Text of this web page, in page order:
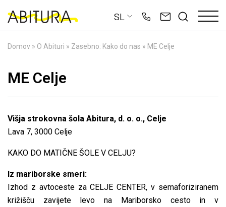
content
SL
Domov » O Abituri » Zasebno: Kako do nas » ME Celje
ME Celje
Višja strokovna šola Abitura, d. o. o., Celje
Lava 7, 3000 Celje
KAKO DO MATIČNE ŠOLE V CELJU?
Iz mariborske smeri:
Izhod z avtoceste za CELJE CENTER, v semaforiziranem
križišču zavijete levo na Mariborsko cesto in v